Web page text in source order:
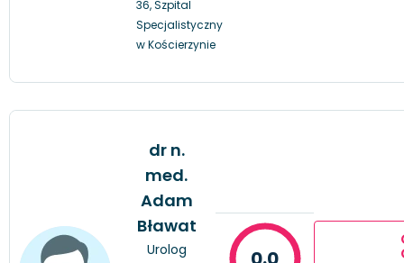
36, Szpital
Specjalistyczny
w Kościerzynie
dr n.
med.
Adam
Bławat
Urolog